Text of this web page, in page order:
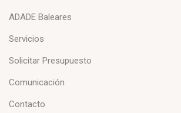
ADADE Baleares
Servicios
Solicitar Presupuesto
Comunicación
Contacto